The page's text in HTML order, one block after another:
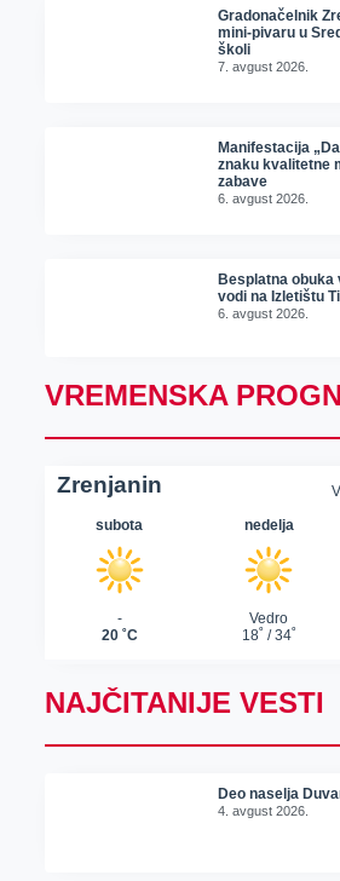
Gradonačelnik
mini-pivaru u
školi
7. avgust 2026.
Manifestacija
znaku kvalitetne
zabave
6. avgust 2026.
Besplatna obuka
vodi na Izletištu
6. avgust 2026.
VREMENSKA
NAJČITANIJE VESTI
Deo naselja
4. avgust 2026.